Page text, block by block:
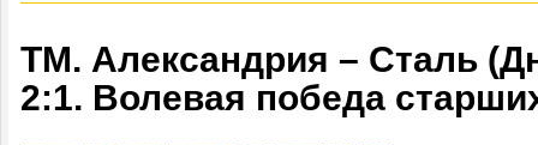
ТМ. Александрия – Сталь
2:1. Волевая победа